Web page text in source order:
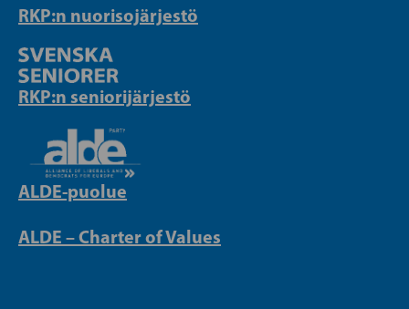
RKP:n nuorisojärjestö
RKP:n seniorijärjestö
ALDE-puolue
ALDE – Charter of Values